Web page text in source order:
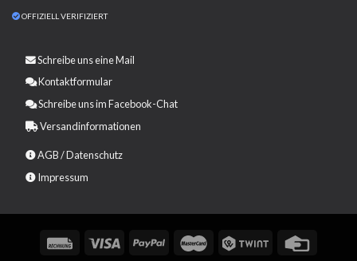
OFFIZIELL VERIFIZIERT
Schreibe uns eineMail
Kontaktformular
Schreibe uns im Facebook-Chat
Versandinformationen
AGB/Datenschutz
Impressum